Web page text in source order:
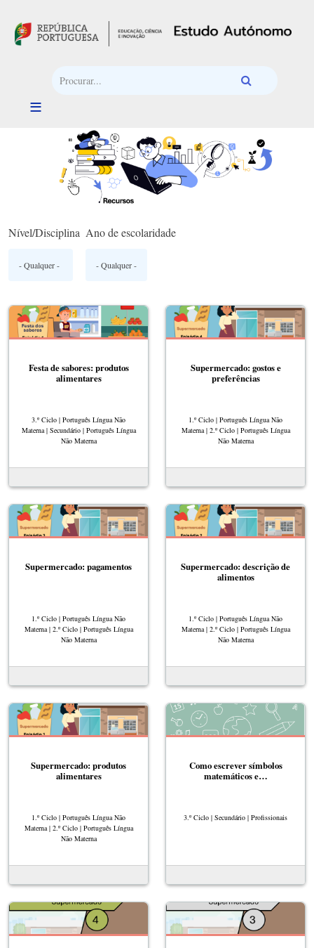
Nível/Disciplina Ano de escolaridade
Festa de sabores: produtos
alimentares
3.º Ciclo | Português Língua Não
Materna | Secundário | Português Língua
Não Materna
Supermercado: gostos e
preferências
1.º Ciclo | Português Língua Não
Materna | 2.º Ciclo | Português Língua
Não Materna
Supermercado: pagamentos
1.º Ciclo | Português Língua Não
Materna | 2.º Ciclo | Português Língua
Não Materna
Supermercado: descrição de
alimentos
1.º Ciclo | Português Língua Não
Materna | 2.º Ciclo | Português Língua
Não Materna
Supermercado: produtos
alimentares
1.º Ciclo | Português Língua Não
Materna | 2.º Ciclo | Português Língua
Não Materna
Como escrever símbolos
matemáticos e…
3.º Ciclo | Secundário | Profissionais